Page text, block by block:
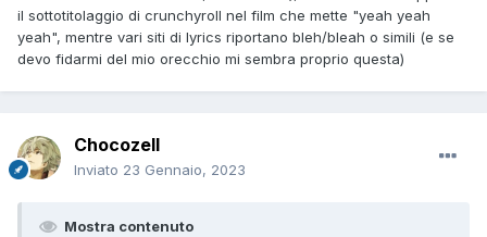
il sottotitolaggio di crunchyroll nel film che mette "yeah yeah
yeah", mentre vari siti di lyrics riportano bleh/bleah o simili (e se
devo fidarmi del mio orecchio mi sembra proprio questa)
Chocozell
Inviato 23 Gennaio, 2023
Mostra contenuto